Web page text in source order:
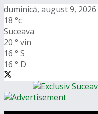
duminică, august 9, 2026
18 °c
Suceava
20 ° vin
16 ° S
16 ° D